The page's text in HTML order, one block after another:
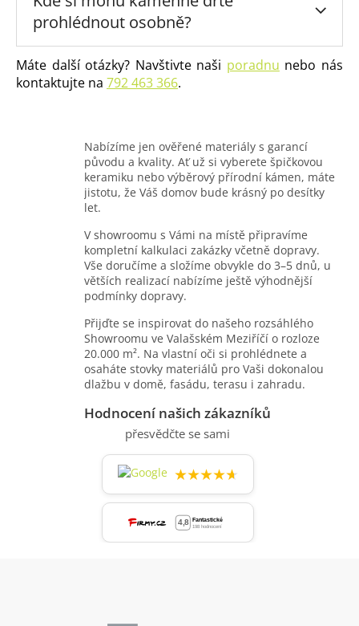
prohlédnout osobně?
Máte další otázky? Navštivte naši poradnu nebo nás
kontaktujte na 792 463 366.
Nabízíme jen ověřené materiály s garancí
původu a kvality. Ať už si vyberete špičkovou
keramiku nebo výběrový přírodní kámen, máte
jistotu, že Váš domov bude krásný po desítky
let.
V showroomu s Vámi na místě připravíme
kompletní kalkulaci zakázky včetně dopravy.
Vše doručíme a složíme obvykle do 3–5 dnů, u
větších realizací nabízíme ještě výhodnější
podmínky dopravy.
Přijďte se inspirovat do našeho rozsáhlého
Showroomu ve Valašském Meziříčí o rozloze
20.000 m². Na vlastní oči si prohlédnete a
osaháte stovky materiálů pro Vaši dokonalou
dlažbu v domě, fasádu, terasu i zahradu.
Hodnocení našich zákazníků
přesvědčte se sami
★★★★★